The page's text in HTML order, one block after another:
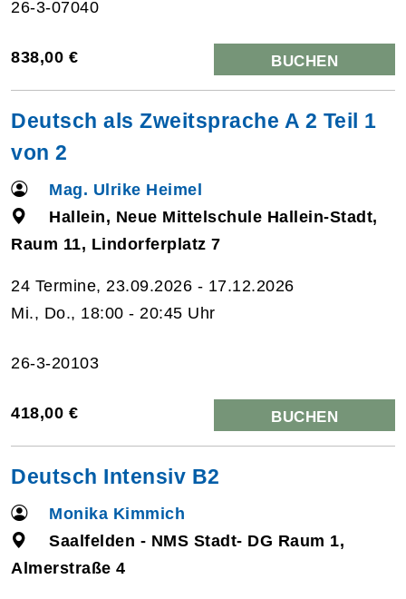
26-3-07040
838,00 € BUCHEN
Deutsch als Zweitsprache A 2 Teil 1
von 2
Mag. Ulrike Heimel
Hallein, Neue Mittelschule Hallein-Stadt,
Raum 11, Lindorferplatz 7
24 Termine, 23.09.2026 - 17.12.2026
Mi., Do., 18:00 - 20:45 Uhr
26-3-20103
418,00 € BUCHEN
Deutsch Intensiv B2
Monika Kimmich
Saalfelden - NMS Stadt- DG Raum 1,
Almerstraße 4